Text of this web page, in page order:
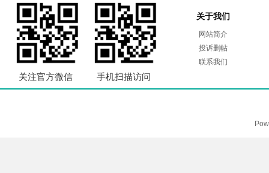
关注官方微信 手机扫描访问
关于我们
网站简介
投诉删帖
联系我们